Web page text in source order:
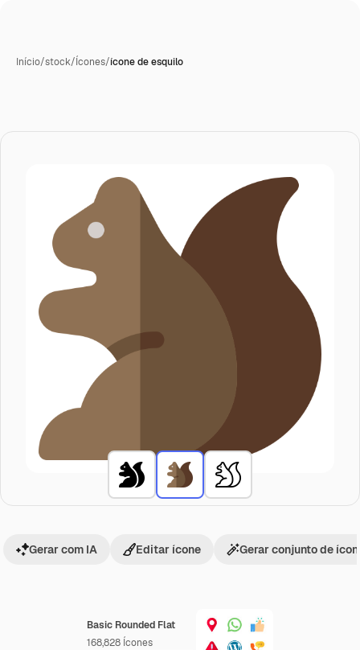
Início/stock/Ícones/ícone de esquilo
Basic Rounded Flat
168,828 Ícones
Gerar com IA Editar ícone Gerar conjunto de